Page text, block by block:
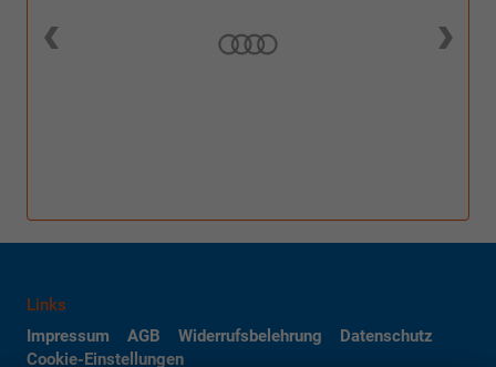
Links
Impressum
AGB Widerrufsbelehrung
Datenschutz
Cookie-Einstellungen